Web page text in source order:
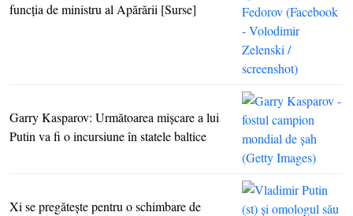
funcţia de ministru al Apărării [Surse]
Garry Kasparov: Următoarea mişcare a lui
Putin va fi o incursiune în statele baltice
Xi se pregăteşte pentru o schimbare de